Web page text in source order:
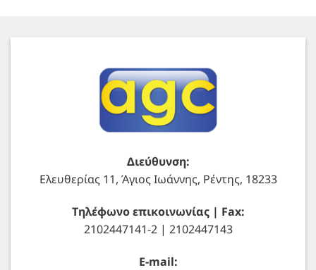
Διεύθυνση:
Ελευθερίας 11, Άγιος Ιωάννης, Ρέντης, 18233
Τηλέφωνο επικοινωνίας | Fax:
2102447141-2 | 2102447143
E-mail: